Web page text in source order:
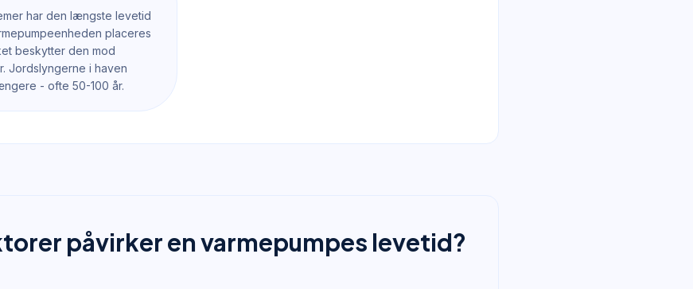
har den længste levetid
placeres
beskytter den mod
Jordslyngerne i haven
- ofte 50-100 år.
påvirker en varmepumpes levetid?